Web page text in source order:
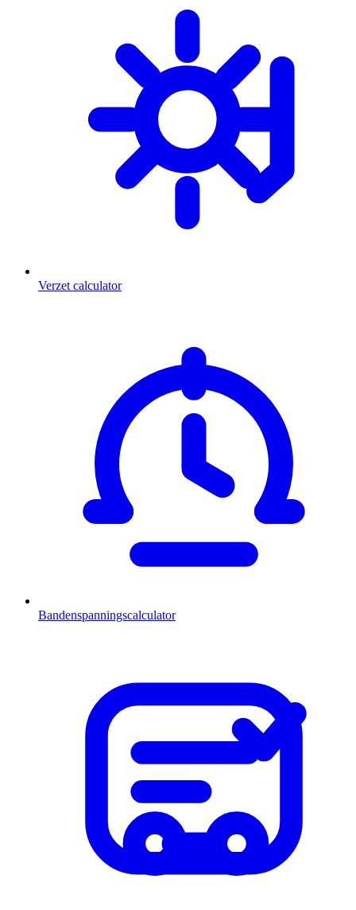
Verzet calculator
Bandenspanningscalculator